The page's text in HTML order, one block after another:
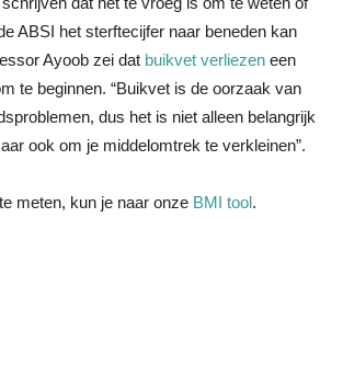
ABSI het sterftecijfer naar beneden kan
Ayoob zei dat buikvet verliezen een
te beginnen. “Buikvet is de oorzaak van
dus het is niet alleen belangrijk
ook om je middelomtrek te verkleinen”.
meten, kun je naar onze BMI tool.